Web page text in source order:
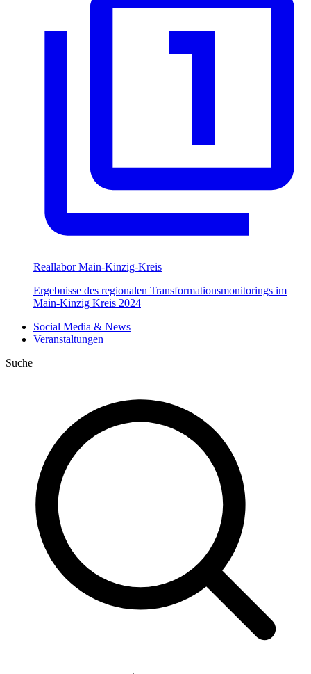
Reallabor Main-Kinzig-Kreis
Ergebnisse des regionalen Transformationsmonitorings im
Main-Kinzig Kreis 2024
Social Media & News
Veranstaltungen
Suche